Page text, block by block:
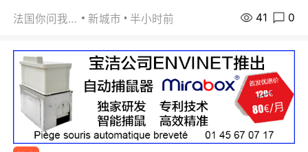
法国你问我答 新城市 半小时前 41 0